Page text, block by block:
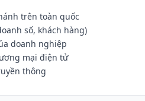
trên toàn quốc
số, khách hàng)
doanh nghiệp
mại điện tử
thông